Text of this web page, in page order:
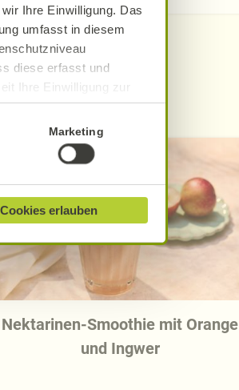
Ihre Einwilligung. Das
umfasst in diesem
diese erfasst und
Ihre Einwilligung zur
finden Sie in unserer
Marketing
erlauben
Nektarinen-Smoothie mit Orange
und Ingwer